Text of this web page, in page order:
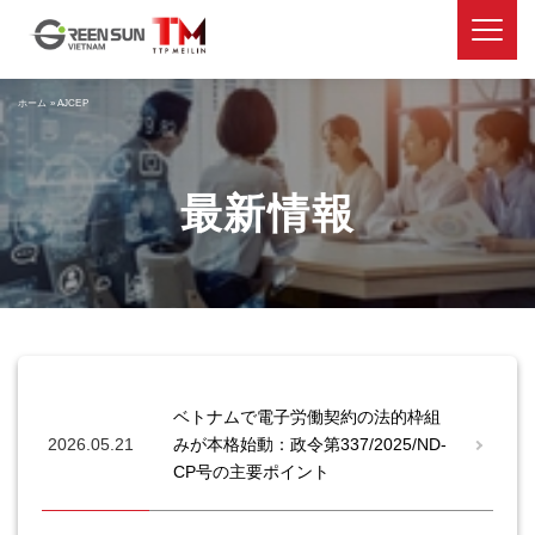
最新情報
ホーム »AJCEP
2026.05.21
ベトナムで電子労働契約の法的枠組
みが本格始動：政令第337/2025/ND-
CP号の主要ポイント